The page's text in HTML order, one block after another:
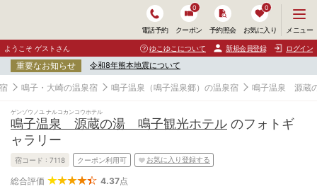
電話予約 クーポン
0
予約照会 お気に入り
0
ニ
ュ
ー
開
く
メニュー
ようこそ ゲストさん ゆこゆこについて 新規会員登録 ログイン
重要なお知らせ 令和8年熊本地震について
鳴子・大崎の温泉宿 鳴子温泉（鳴子温泉郷）の温泉宿 鳴子温泉 源蔵
ゲンゾウノユ ナルコカンコウホテル
鳴子温泉 源蔵の湯 鳴子観光ホテル のフォトギ
ャラリー
宿コード : 7118 クーポン利用可 お気に入り登録する
総合評価 4.37点